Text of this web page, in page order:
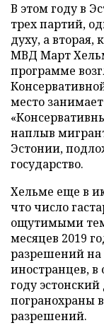
В этом году в
трех партий,
духу, а вторая,
МВД Март
программе
место
наплыв
Эстонии,
государство.
Хельме еще в
что число
ощутимыми
месяцев 2019
разрешений на
иностранцев,
году
погранохраны
разрешений.